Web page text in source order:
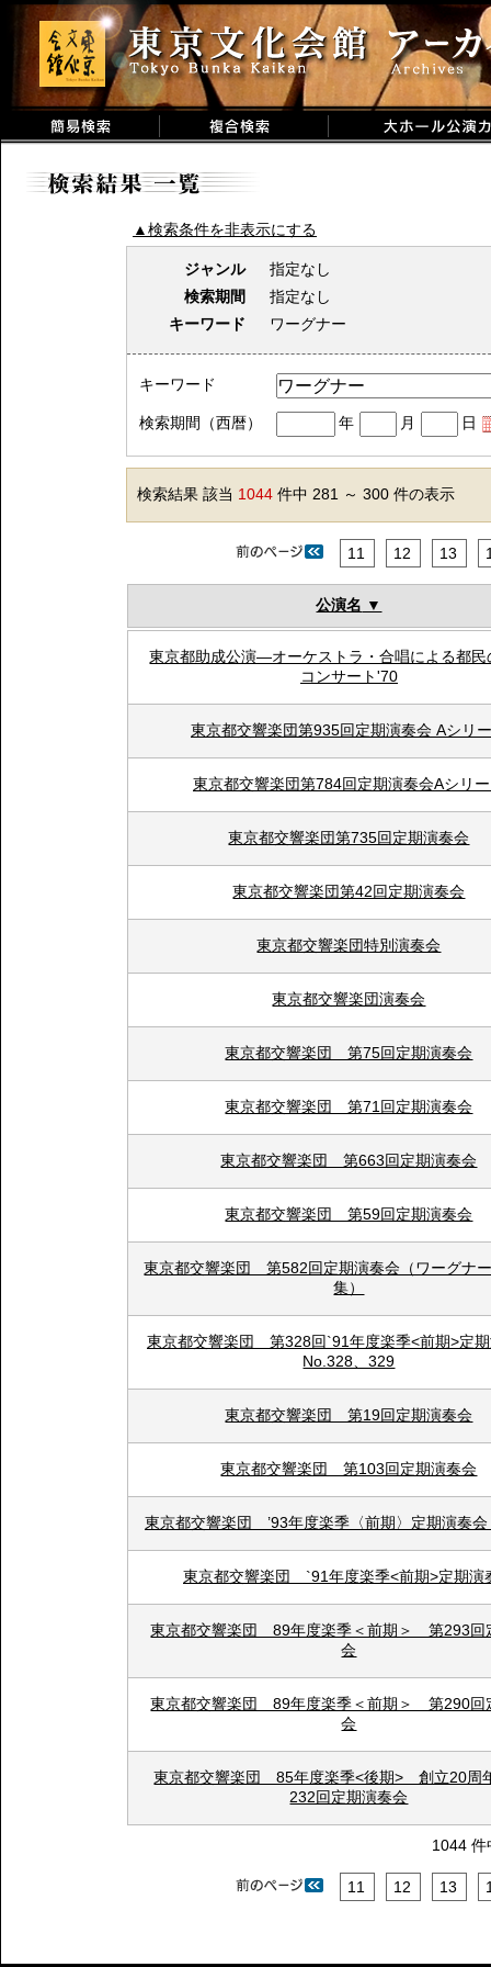
▲検索条件を非表示にする
ジャンル
指定なし
検索期間
指定なし
キーワード
ワーグナー
キーワード
検索期間（西暦） 年 月 日
検索結果 該当 1044 件中 281 ～ 300 件の表示
11 12 13
公演名
東京都助成公演―オーケストラ・合唱による都民
コンサート'70
東京都交響楽団第935回定期演奏会 Aシリ
東京都交響楽団第784回定期演奏会Aシリ
東京都交響楽団第735回定期演奏会
東京都交響楽団第42回定期演奏会
東京都交響楽団特別演奏会
東京都交響楽団演奏会
東京都交響楽団 第75回定期演奏会
東京都交響楽団 第71回定期演奏会
東京都交響楽団 第663回定期演奏会
東京都交響楽団 第59回定期演奏会
東京都交響楽団 第582回定期演奏会（ワーグナ
集）
東京都交響楽団 第328回`91年度楽季<前期>定
No.328、329
東京都交響楽団 第19回定期演奏会
東京都交響楽団 第103回定期演奏会
東京都交響楽団 ’93年度楽季〈前期〉定期演奏
東京都交響楽団 `91年度楽季<前期>定期演
東京都交響楽団 89年度楽季＜前期＞ 第293回
会
東京都交響楽団 89年度楽季＜前期＞ 第290回
会
東京都交響楽団 85年度楽季<後期> 創立20
232回定期演奏会
1044
11 12 13